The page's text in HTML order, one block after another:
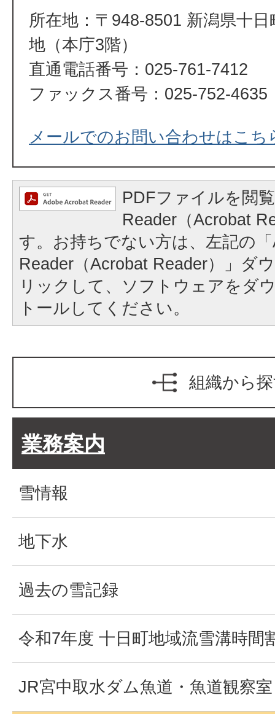
所在地：〒948-8501 新潟県十
地（本庁3階）
直通電話番号：025-761-7412
ファックス番号：025-752-4635
メールでのお問い合わせはこち
PDFファイルを閲
Reader（Acrobat
す。お持ちでない方は、左記の
Reader（Acrobat Reader）」ダ
リックして、ソフトウェアをダ
トールしてください。
組織から
業務案内
雪情報
地下水
過去の雪記録
令和7年度 十日町地域流雪溝時間
JR宮中取水ダム魚道・魚道観察室